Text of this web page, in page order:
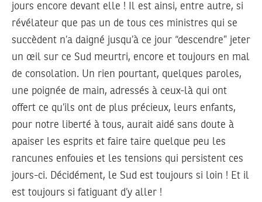
jours encore devant elle ! Il est ainsi, entre autre, si
révélateur que pas un de tous ces ministres qui se
succèdent n’a daigné jusqu’à ce jour “descendre” jeter
un œil sur ce Sud meurtri, encore et toujours en mal
de consolation. Un rien pourtant, quelques paroles,
une poignée de main, adressés à ceux-là qui ont
offert ce qu’ils ont de plus précieux, leurs enfants,
pour notre liberté à tous, aurait aidé sans doute à
apaiser les esprits et faire taire quelque peu les
rancunes enfouies et les tensions qui persistent ces
jours-ci. Décidément, le Sud est toujours si loin ! Et il
est toujours si fatiguant d’y aller !